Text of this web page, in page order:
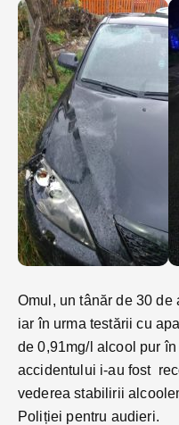
Omul, un tânăr de 30
iar în urma testării cu
de 0,91mg/l alcool pur
accidentului i-au fost
vederea stabilirii
Poliției pentru audieri.